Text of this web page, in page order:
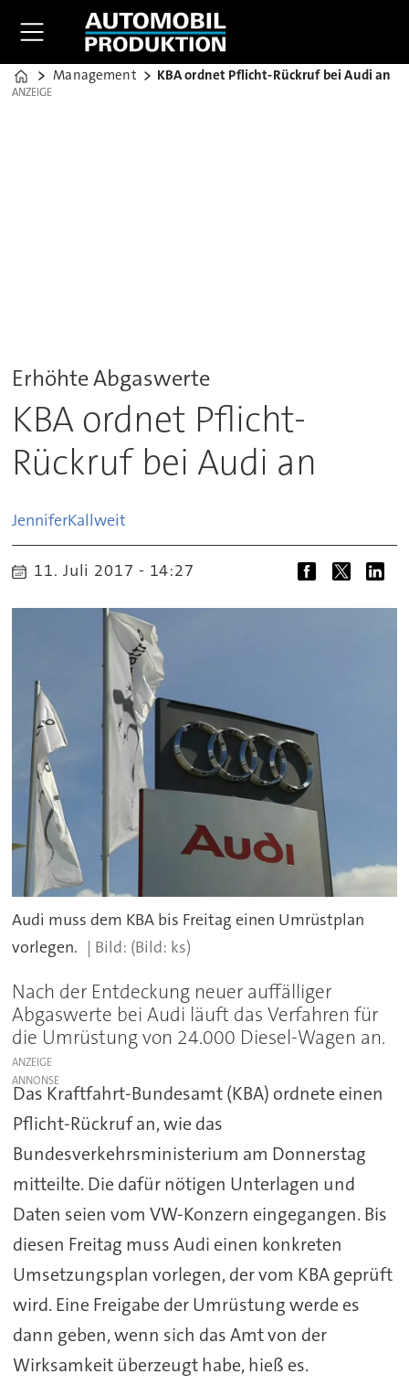
Home
Management KBA ordnet Pflicht-Rückruf bei Audi an
ANZEIGE
ANZEIGE
Erhöhte Abgaswerte
KBA ordnet Pflicht-
Rückruf bei Audi an
JenniferKallweit
11. Juli 2017 - 14:27
Audi muss dem KBA bis Freitag einen Umrüstplan
vorlegen.
(Bild: ks)
Nach der Entdeckung neuer auffälliger
Abgaswerte bei Audi läuft das Verfahren für
die Umrüstung von 24.000 Diesel-Wagen an.
ANZEIGE
Das Kraftfahrt-Bundesamt (KBA) ordnete einen
Pflicht-Rückruf an, wie das
Bundesverkehrsministerium am Donnerstag
mitteilte. Die dafür nötigen Unterlagen und
Daten seien vom VW-Konzern eingegangen. Bis
diesen Freitag muss Audi einen konkreten
Umsetzungsplan vorlegen, der vom KBA geprüft
wird. Eine Freigabe der Umrüstung werde es
dann geben, wenn sich das Amt von der
Wirksamkeit überzeugt habe, hieß es.